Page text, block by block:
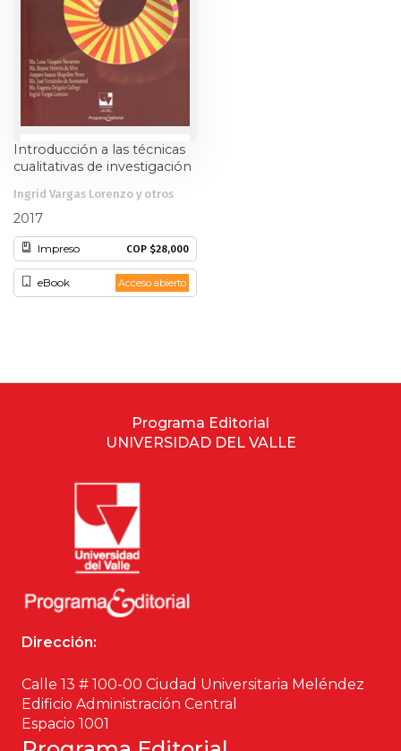
Introducción a las técnicas
cualitativas de investigación
Ingrid Vargas Lorenzo y otros
2017
Impreso COP $28,000
eBook Acceso abierto
Programa Editorial
UNIVERSIDAD DEL VALLE
Dirección:
Calle 13 # 100-00 Ciudad Universitaria Meléndez
Edificio Administración Central
Espacio 1001